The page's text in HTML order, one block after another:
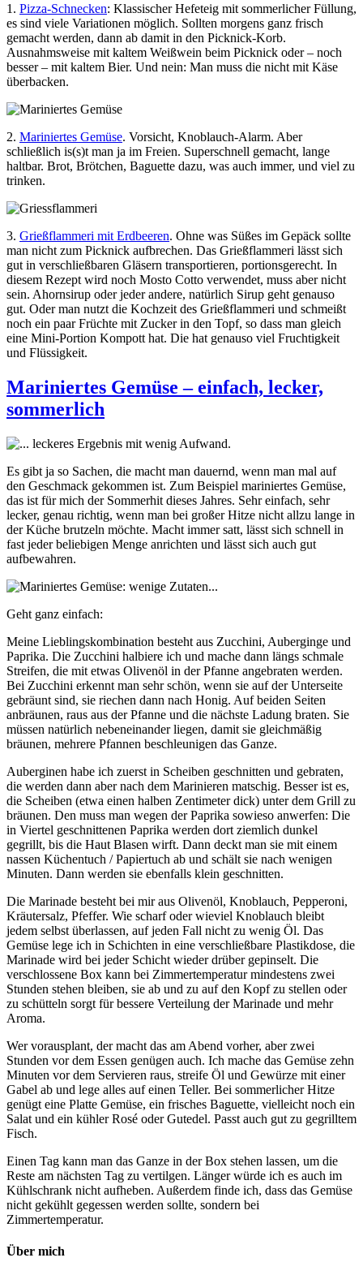
1. Pizza-Schnecken: Klassischer Hefeteig mit sommerlicher Füllung,
es sind viele Variationen möglich. Sollten morgens ganz frisch
gemacht werden, dann ab damit in den Picknick-Korb.
Ausnahmsweise mit kaltem Weißwein beim Picknick oder – noch
besser – mit kaltem Bier. Und nein: Man muss die nicht mit Käse
überbacken.
2. Mariniertes Gemüse. Vorsicht, Knoblauch-Alarm. Aber
schließlich is(s)t man ja im Freien. Superschnell gemacht, lange
haltbar. Brot, Brötchen, Baguette dazu, was auch immer, und viel zu
trinken.
3. Grießflammeri mit Erdbeeren. Ohne was Süßes im Gepäck sollte
man nicht zum Picknick aufbrechen. Das Grießflammeri lässt sich
gut in verschließbaren Gläsern transportieren, portionsgerecht. In
diesem Rezept wird noch Mosto Cotto verwendet, muss aber nicht
sein. Ahornsirup oder jeder andere, natürlich Sirup geht genauso
gut. Oder man nutzt die Kochzeit des Grießflammeri und schmeißt
noch ein paar Früchte mit Zucker in den Topf, so dass man gleich
eine Mini-Portion Kompott hat. Die hat genauso viel Fruchtigkeit
und Flüssigkeit.
Mariniertes Gemüse – einfach, lecker,
sommerlich
Es gibt ja so Sachen, die macht man dauernd, wenn man mal auf
den Geschmack gekommen ist. Zum Beispiel mariniertes Gemüse,
das ist für mich der Sommerhit dieses Jahres. Sehr einfach, sehr
lecker, genau richtig, wenn man bei großer Hitze nicht allzu lange in
der Küche brutzeln möchte. Macht immer satt, lässt sich schnell in
fast jeder beliebigen Menge anrichten und lässt sich auch gut
aufbewahren.
Geht ganz einfach:
Meine Lieblingskombination besteht aus Zucchini, Auberginge und
Paprika. Die Zucchini halbiere ich und mache dann längs schmale
Streifen, die mit etwas Olivenöl in der Pfanne angebraten werden.
Bei Zucchini erkennt man sehr schön, wenn sie auf der Unterseite
gebräunt sind, sie riechen dann nach Honig. Auf beiden Seiten
anbräunen, raus aus der Pfanne und die nächste Ladung braten. Sie
müssen natürlich nebeneinander liegen, damit sie gleichmäßig
bräunen, mehrere Pfannen beschleunigen das Ganze.
Auberginen habe ich zuerst in Scheiben geschnitten und gebraten,
die werden dann aber nach dem Marinieren matschig. Besser ist es,
die Scheiben (etwa einen halben Zentimeter dick) unter dem Grill zu
bräunen. Den muss man wegen der Paprika sowieso anwerfen: Die
in Viertel geschnittenen Paprika werden dort ziemlich dunkel
gegrillt, bis die Haut Blasen wirft. Dann deckt man sie mit einem
nassen Küchentuch / Papiertuch ab und schält sie nach wenigen
Minuten. Dann werden sie ebenfalls klein geschnitten.
Die Marinade besteht bei mir aus Olivenöl, Knoblauch, Pepperoni,
Kräutersalz, Pfeffer. Wie scharf oder wieviel Knoblauch bleibt
jedem selbst überlassen, auf jeden Fall nicht zu wenig Öl. Das
Gemüse lege ich in Schichten in eine verschließbare Plastikdose, die
Marinade wird bei jeder Schicht wieder drüber gepinselt. Die
verschlossene Box kann bei Zimmertemperatur mindestens zwei
Stunden stehen bleiben, sie ab und zu auf den Kopf zu stellen oder
zu schütteln sorgt für bessere Verteilung der Marinade und mehr
Aroma.
Wer vorausplant, der macht das am Abend vorher, aber zwei
Stunden vor dem Essen genügen auch. Ich mache das Gemüse zehn
Minuten vor dem Servieren raus, streife Öl und Gewürze mit einer
Gabel ab und lege alles auf einen Teller. Bei sommerlicher Hitze
genügt eine Platte Gemüse, ein frisches Baguette, vielleicht noch ein
Salat und ein kühler Rosé oder Gutedel. Passt auch gut zu gegrilltem
Fisch.
Einen Tag kann man das Ganze in der Box stehen lassen, um die
Reste am nächsten Tag zu vertilgen. Länger würde ich es auch im
Kühlschrank nicht aufheben. Außerdem finde ich, dass das Gemüse
nicht gekühlt gegessen werden sollte, sondern bei
Zimmertemperatur.
Über mich